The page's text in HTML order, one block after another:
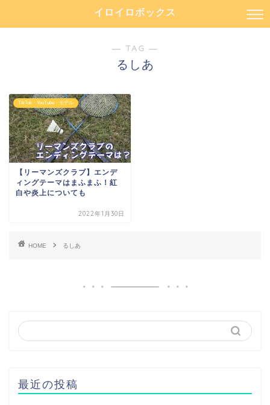
イロイロボックス
― TAG ―
るしあ
TikTok・YouTube・モデル
【リーマンズクラブ】エンデ
ィングテーマはまふまふ！紅
白や炎上についても
2022年1月30日
HOME るしあ
最近の投稿